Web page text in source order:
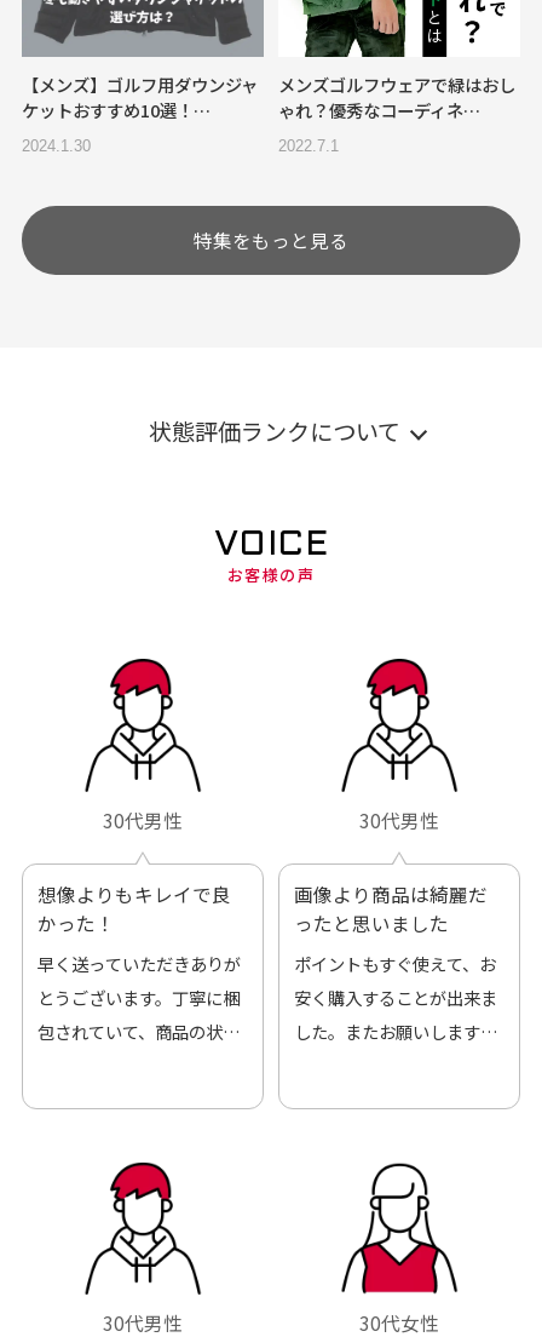
【メンズ】ゴルフ用ダウンジャ
ケットおすすめ10選！…
2024.1.30
メンズゴルフウェアで緑はおし
ゃれ？優秀なコーディネ…
2022.7.1
特集をもっと見る
状態評価ランクについて
VOICE
お客様の声
30代男性
想像よりもキレイで良
かった！
早く送っていただきありが
とうございます。丁寧に梱
包されていて、商品の状態
30代男性
画像より商品は綺麗だ
ったと思いました
ポイントもすぐ使えて、お
安く購入することが出来ま
した。またお願いします、
30代男性 30代女性